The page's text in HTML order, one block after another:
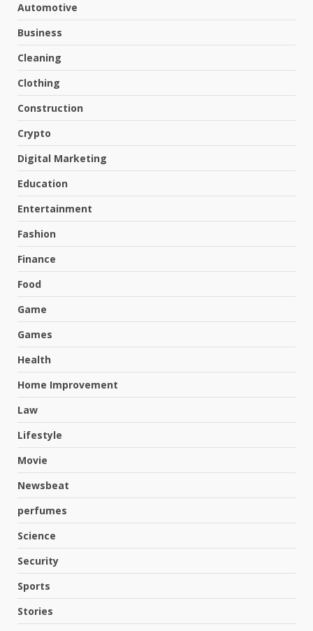
Automotive
Business
Cleaning
Clothing
Construction
Crypto
Digital Marketing
Education
Entertainment
Fashion
Finance
Food
Game
Games
Health
Home Improvement
Law
Lifestyle
Movie
Newsbeat
perfumes
Science
Security
Sports
Stories
3
Experience